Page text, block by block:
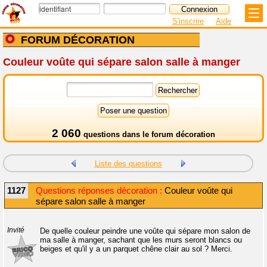
FORUM DÉCORATION
S'inscrire Aide
Couleur voûte qui sépare salon salle à manger
2 060 questions dans le forum décoration
Liste des questions
1127 Questions réponses décoration : Couleur voûte qui
sépare salon salle à manger
Invité
De quelle couleur peindre une voûte qui sépare mon salon de
ma salle à manger, sachant que les murs seront blancs ou
beiges et qu'il y a un parquet chêne clair au sol ? Merci.